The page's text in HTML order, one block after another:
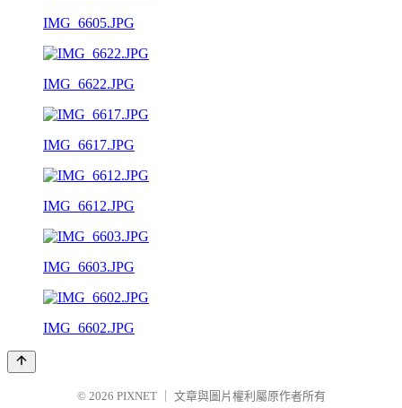
IMG_6605.JPG
IMG_6622.JPG
IMG_6617.JPG
IMG_6612.JPG
IMG_6603.JPG
IMG_6602.JPG
© 2026 PIXNET
文章與圖片權利屬原作者所有